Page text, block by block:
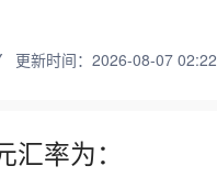
更新时间：2026-08-07
率为：